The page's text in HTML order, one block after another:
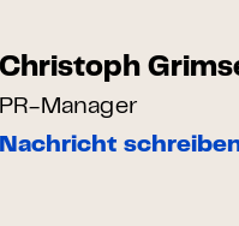
Christoph
PR-Manager
Nachricht